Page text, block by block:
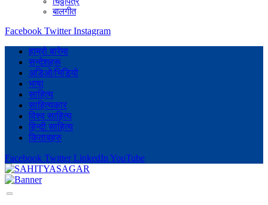
बालगीत
Facebook Twitter Instagram
हाम्रो बारेमा
सन्देशहरू
अडिओ/भिडियो
भाषा
साहित्य
साहित्यकार
विश्व साहित्य
हिन्दी साहित्य
किताबहरु
Facebook Twitter LinkedIn YouTube